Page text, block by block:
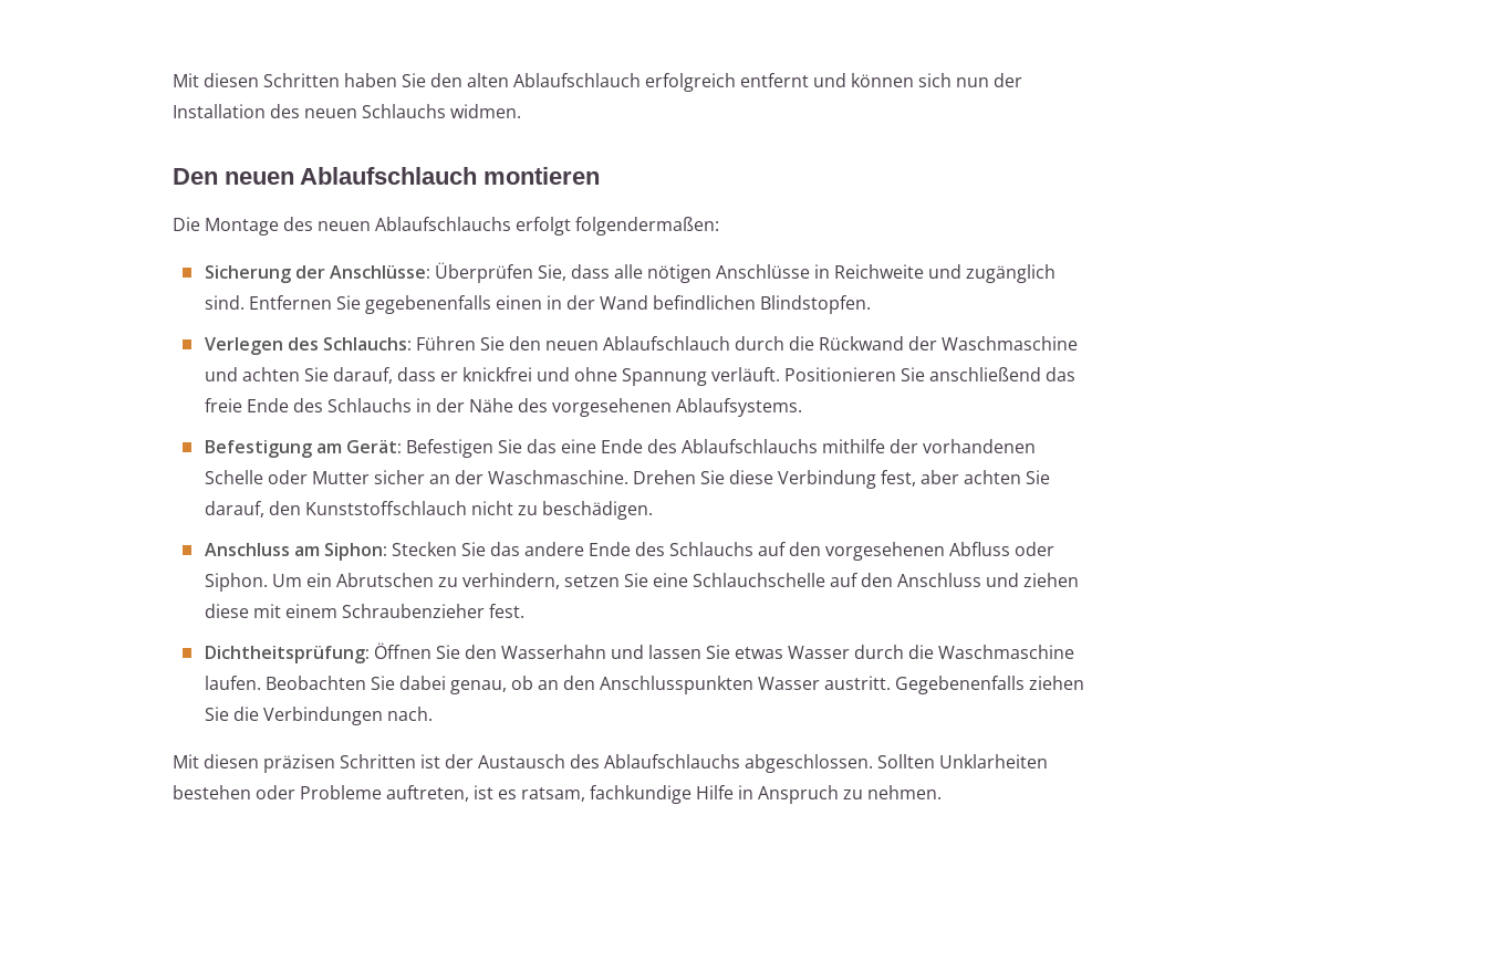
Mit diesen Schritten haben Sie den alten Ablaufschlauch erfolgreich entfernt und können sich nun der
Installation des neuen Schlauchs widmen.
Den neuen Ablaufschlauch montieren
Die Montage des neuen Ablaufschlauchs erfolgt folgendermaßen:
Sicherung der Anschlüsse: Überprüfen Sie, dass alle nötigen Anschlüsse in Reichweite und zugänglich
sind. Entfernen Sie gegebenenfalls einen in der Wand befindlichen Blindstopfen.
Verlegen des Schlauchs: Führen Sie den neuen Ablaufschlauch durch die Rückwand der Waschmaschine
und achten Sie darauf, dass er knickfrei und ohne Spannung verläuft. Positionieren Sie anschließend das
freie Ende des Schlauchs in der Nähe des vorgesehenen Ablaufsystems.
Befestigung am Gerät: Befestigen Sie das eine Ende des Ablaufschlauchs mithilfe der vorhandenen
Schelle oder Mutter sicher an der Waschmaschine. Drehen Sie diese Verbindung fest, aber achten Sie
darauf, den Kunststoffschlauch nicht zu beschädigen.
Anschluss am Siphon: Stecken Sie das andere Ende des Schlauchs auf den vorgesehenen Abfluss oder
Siphon. Um ein Abrutschen zu verhindern, setzen Sie eine Schlauchschelle auf den Anschluss und ziehen
diese mit einem Schraubenzieher fest.
Dichtheitsprüfung: Öffnen Sie den Wasserhahn und lassen Sie etwas Wasser durch die Waschmaschine
laufen. Beobachten Sie dabei genau, ob an den Anschlusspunkten Wasser austritt. Gegebenenfalls ziehen
Sie die Verbindungen nach.
Mit diesen präzisen Schritten ist der Austausch des Ablaufschlauchs abgeschlossen. Sollten Unklarheiten
bestehen oder Probleme auftreten, ist es ratsam, fachkundige Hilfe in Anspruch zu nehmen.